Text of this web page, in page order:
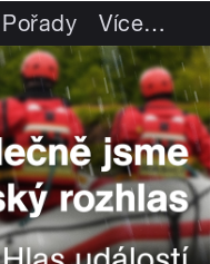
Pořady Více…